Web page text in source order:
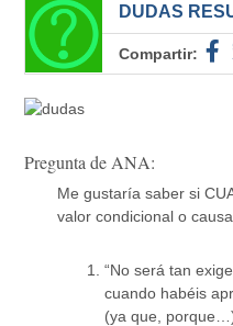
DUDAS
Compartir:
Pregunta de ANA:
Me gustaría saber si
valor condicional o
“No será tan
cuando habéis
(ya que,